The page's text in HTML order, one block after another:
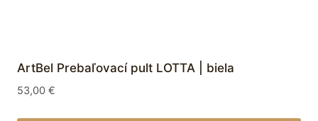
ArtBel Prebaľovací pult LOTTA | biela
53,00 €